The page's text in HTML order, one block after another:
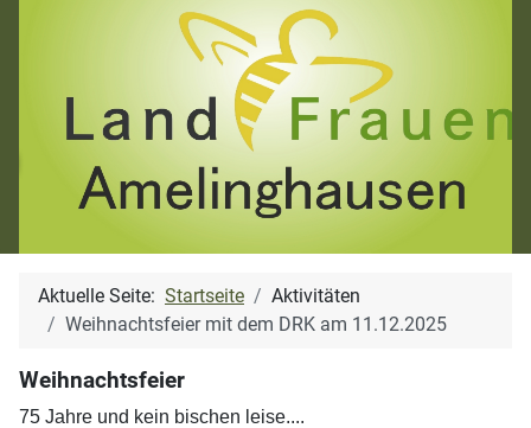
Aktuelle Seite: Startseite
Aktivitäten
Weihnachtsfeier mit dem DRK am 11.12.2025
Weihnachtsfeier
75 Jahre und kein bischen leise....